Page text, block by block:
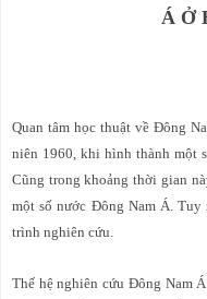
Á Ở
Quan tâm học thuật về Đông
niên 1960, khi hình thành một
Cũng trong khoảng thời gian
một số nước Đông Nam Á.
trình nghiên cứu.
Thế hệ nghiên cứu Đông Nam